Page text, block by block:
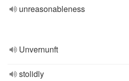
unreasonableness
Unvernunft
stolidly